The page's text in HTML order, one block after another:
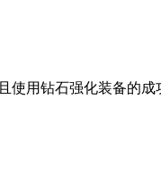
使用钻石强化装备的